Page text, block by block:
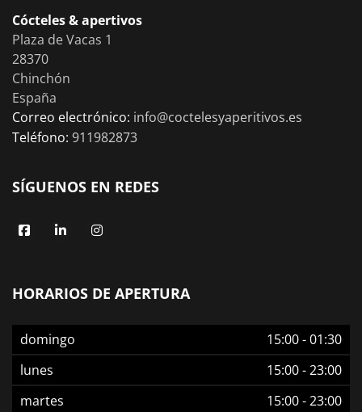
Cócteles & apertivos
Plaza de Vacas 1
28370
Chinchón
España
Correo electrónico: info@coctelesyaperitivos.es
Teléfono: 911982873
SÍGUENOS EN REDES
HORARIOS DE APERTURA
domingo 15:00-01:30
lunes
15:00-23:00
martes
15:00-23:00